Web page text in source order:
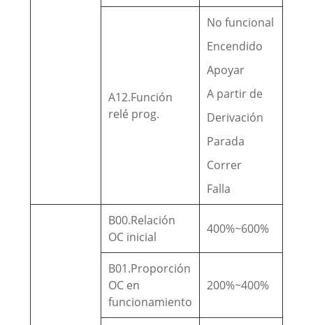
A12.Función
relé prog.
No funcional
Encendido
Apoyar
A partir de
Derivación
Parada
Correr
Falla
B00.Relación
OC inicial
400%~600%
B01.Proporción
OC en
funcionamiento
200%~400%